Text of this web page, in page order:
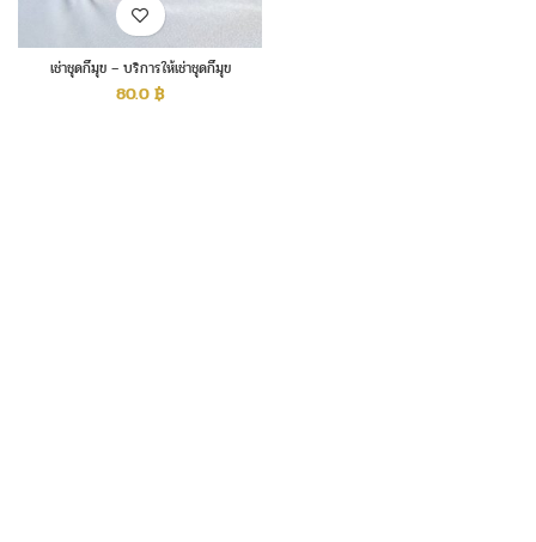
เช่าชุดกี๋มุข – บริการให้เช่าชุดกี๋มุข
80.0฿